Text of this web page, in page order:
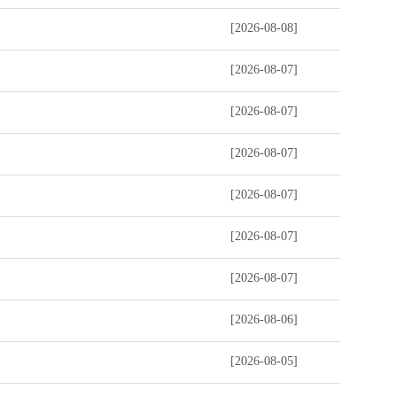
[2026-08-08]
[2026-08-07]
[2026-08-07]
[2026-08-07]
[2026-08-07]
[2026-08-07]
[2026-08-07]
[2026-08-06]
[2026-08-05]